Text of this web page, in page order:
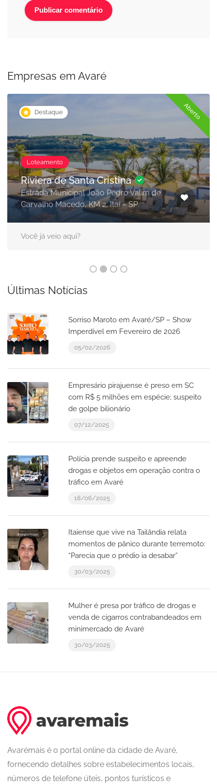
Empresas em Avaré
Destaque Aberto
Loteamento
Riviera de Santa Cristina
Estrada Municipal João Pedro Valim de
Carvalho Macedo, KM 2, Itaí – SP
Você já veio aqui?
Últimas Notícias
Sorriso Maroto em Avaré/SP – Show
Imperdível em Fevereiro de 2026
05/02/2026
Empresário pirajuense é preso em SC
com R$ 5 milhões em espécie; suspeito
de golpe bilionário
07/12/2025
Polícia prende suspeito e apreende
drogas e objetos em operação contra o
tráfico em Avaré
18/06/2025
Itaiense que vive na Tailândia relata
momentos de pânico durante terremoto:
“Parecia que o prédio ia desabar”
30/03/2025
Mulher é presa por tráfico de drogas e
venda de cigarros contrabandeados em
minimercado de Avaré
30/03/2025
Avarémais é o portal online da cidade de Avaré,
fornecendo detalhes sobre estabelecimentos locais,
números de telefone úteis, pontos turísticos e